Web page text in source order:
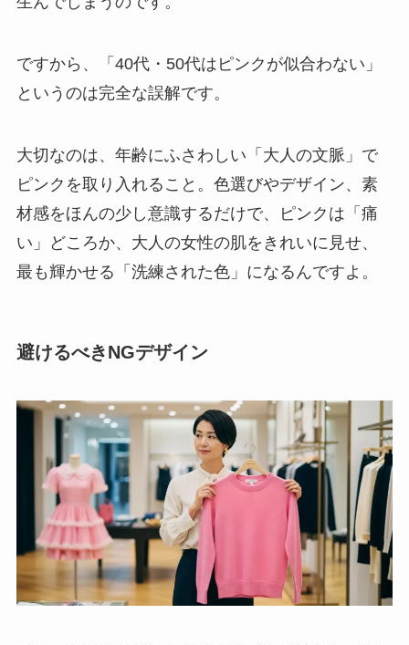
ですから、「40代・50代はピンクが似合わない」
というのは完全な誤解です。
大切なのは、年齢にふさわしい「大人の文脈」で
ピンクを取り入れること。色選びやデザイン、素
材感をほんの少し意識するだけで、ピンクは「痛
い」どころか、大人の女性の肌をきれいに見せ、
最も輝かせる「洗練された色」になるんですよ。
避けるべきNGデザイン